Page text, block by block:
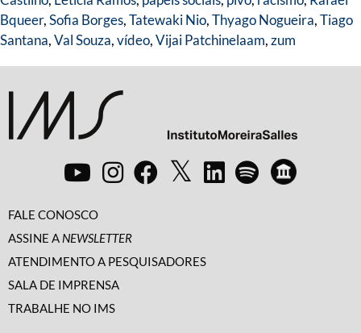
Bqueer,Sofia Borges,Tatewaki Nio,Thyago Nogueira,Tiago
Santana,Val Souza,vídeo,Vijai Patchinelaam,zum
FALE CONOSCO
ASSINE A NEWSLETTER
ATENDIMENTO A PESQUISADORES
SALA DE IMPRENSA
TRABALHE NO IMS